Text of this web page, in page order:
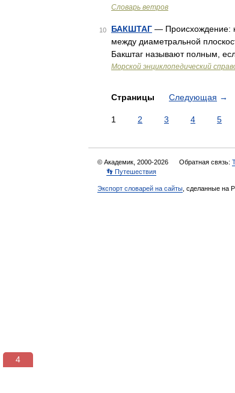
Словарь ветров
10 БАКШТАГ — Происхождение:
между диаметральной
Бакштаг называют полным,
Морской энциклопедический
Страницы Следующая →
1 2 3 4 5
© Академик, 2000-2026 Обратная связь:
👣 Путешествия
Экспорт словарей на сайты , сделанные на
3